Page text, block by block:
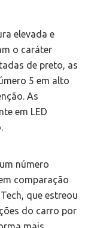
elevada e
o caráter
de preto, as
5 em alto
As
em LED
número
comparação
que estreou
do carro por